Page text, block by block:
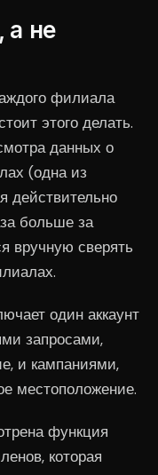
а не
филиала
этого делать.
данных о
(одна из
действительно
больше за
вручную сверять
один аккаунт
запросами,
и кампаниями,
местоположение.
функция
которая